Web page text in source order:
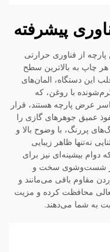
پیشرفته
از فناوری حرارتی
چاپ به بالاترین سطح
این دستگاه، المان‌های
با روغن، که
عرض پارچه هستند، قرار
عمیق جوهرهای گازی را
پررنگ، با وضوح بالا و
نه‌تنها ظاهر زیبایی
دوام بیشینه‌ای نیز برای
شست‌وشوی سخت و
مقاوم باقی می‌مانند و
تعالی محافظت کرده و مزیت
به شما می‌دهند.